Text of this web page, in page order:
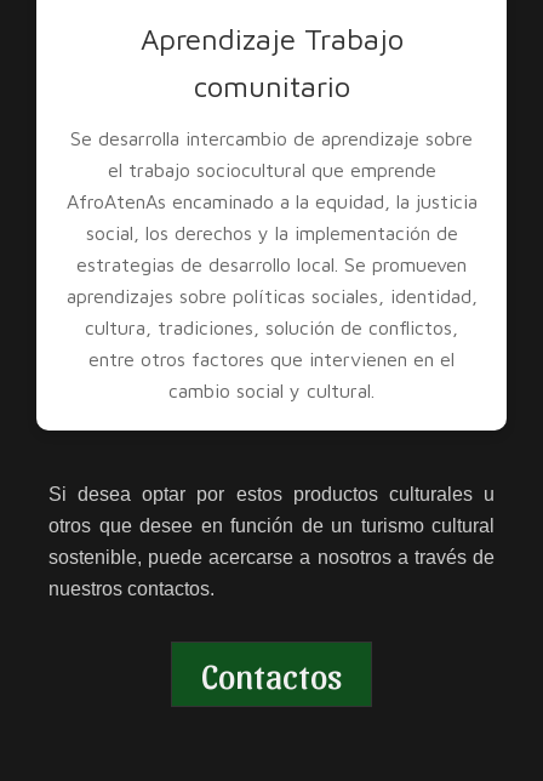
Aprendizaje Trabajo
comunitario
Se desarrolla intercambio de aprendizaje sobre
el trabajo sociocultural que emprende
AfroAtenAs encaminado a la equidad, la justicia
social, los derechos y la implementación de
estrategias de desarrollo local. Se promueven
aprendizajes sobre políticas sociales, identidad,
cultura, tradiciones, solución de conflictos,
entre otros factores que intervienen en el
cambio social y cultural.
Si desea optar por estos productos culturales u
otros que desee en función de un turismo cultural
sostenible, puede acercarse a nosotros a través de
nuestros contactos.
Contactos